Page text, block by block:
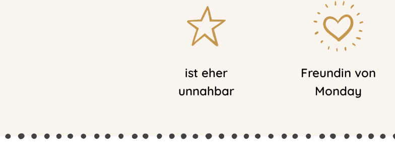
ist eher
unnahbar
Freundin von
Monday